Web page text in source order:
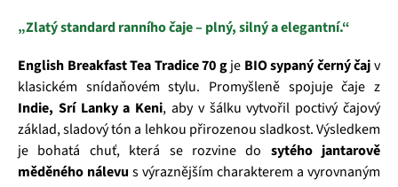
„Zlatý standard ranního čaje – plný, silný a elegantní.“
English Breakfast Tea Tradice 70 gje BIO sypaný černý čajv
klasickém snídaňovém stylu. Promyšleně spojuje čaje z
Indie, Srí Lanky a Keni, aby v šálku vytvořil poctivý čajový
základ, sladový tón a lehkou přirozenou sladkost. Výsledkem
je bohatá chuť, která se rozvine do sytého jantarově
měděného nálevu s výraznějším charakterem a vyrovnaným